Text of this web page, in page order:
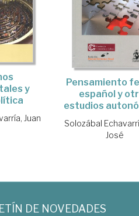
y
Juan
Pensamiento
español y
estudios
Solozábal
José
DE NOVEDADES